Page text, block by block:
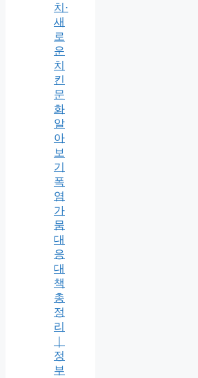
치·
새
로
운
치
킨
문
화
알
아
보
기
폭
염
가
뭄
대
응
대
책
총
정
리
정
부